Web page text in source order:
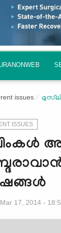
issues
ISSUES
Mar 17, 2014 -